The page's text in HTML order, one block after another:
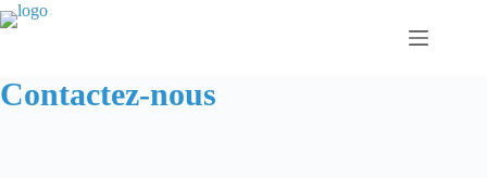
Passer
au
Contactez-nous